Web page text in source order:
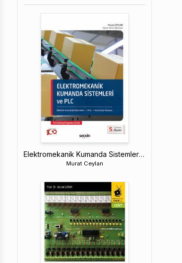
Elektromekanik Kumanda Sistemleri ve PLC
Murat Ceylan